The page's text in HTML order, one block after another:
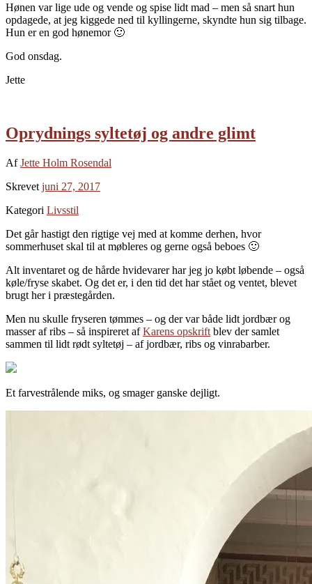
Hønen var lige ude og vende og spise lidt mad – men så snart hun
opdagede, at jeg kiggede ned til kyllingerne, skyndte hun sig tilbage.
Hun er en god hønemor 🙂
God onsdag.
Jette
Oprydnings syltetøj og andre glimt
AfJette Holm Rosendal
Skrevet juni 27, 2017
Kategori Livsstil
Det går hastigt den rigtige vej med at komme derhen, hvor
sommerhuset skal til at møbleres og gerne også beboes 🙂
Alt inventaret og de hårde hvidevarer har jeg jo købt løbende – også
køle/fryse skabet. Og det er, i den tid det har stået og ventet, blevet
brugt her i præstegården.
Men nu skulle fryseren tømmes – og der var både lidt jordbær og
masser af ribs – så inspireret afKarens opskrift blev der samlet
sammen til lidt rødt syltetøj – af jordbær, ribs og vinrabarber.
Et farvestrålende miks, og smager ganske dejligt.